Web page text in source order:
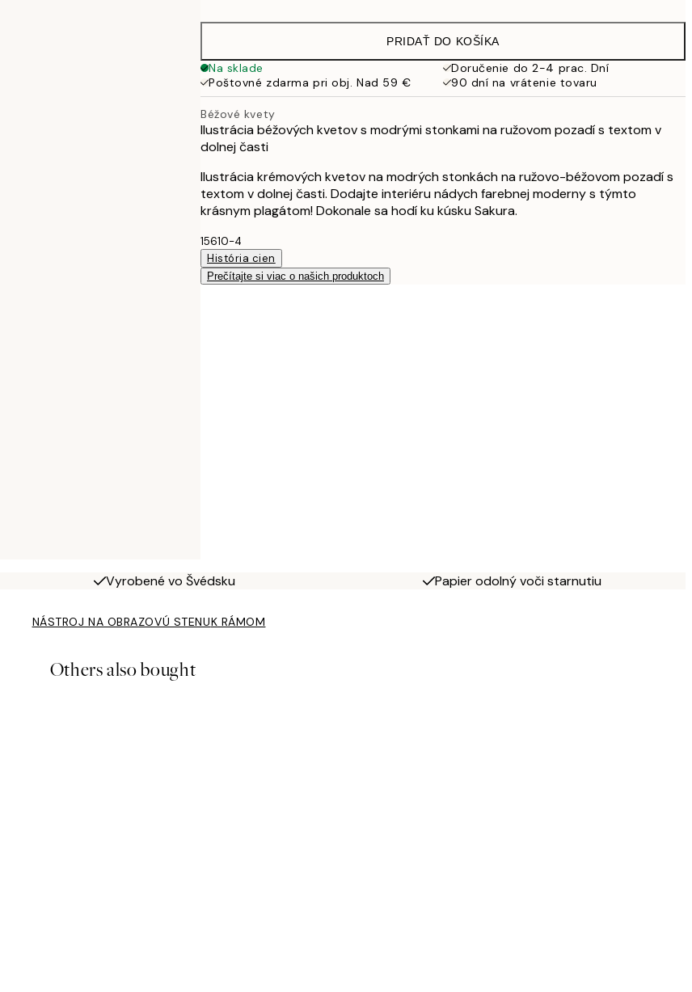
21,95 €
38 €
PRIDAŤ DO KOŠÍKA
Na sklade
Doručenie do 2-4 prac. Dní
Poštovné zdarma pri obj. Nad 59 €
90 dní na vrátenie tovaru
Béžové kvety
Ilustrácia béžových kvetov s modrými stonkami na ružovom pozadí s textom v
dolnej časti
Ilustrácia krémových kvetov na modrých stonkách na ružovo-béžovom pozadí s
textom v dolnej časti. Dodajte interiéru nádych farebnej moderny s týmto
krásnym plagátom! Dokonale sa hodí ku kúsku Sakura.
15610-4
História cien
Prečítajte si viac o našich produktoch
Vyrobené vo Švédsku Papier odolný voči starnutiu
NÁSTROJ NA OBRAZOVÚ STENUK RÁMOM
Others also bought